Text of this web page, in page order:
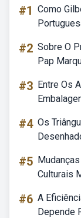
#1 Como
#2 Sobre O
Pap
#3 Entre Os
#4 Os
#5
Culturais
#6 A
Depende